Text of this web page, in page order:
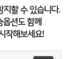
지할 수 있습니다.
옵션도 함께
작해보세요!